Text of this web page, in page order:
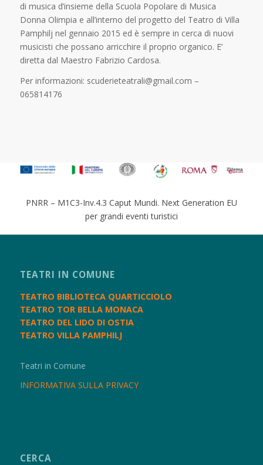
di musica d’insieme della Scuola Popolare di Musica
Donna Olimpia e all’interno del progetto del Teatro di Villa
Pamphilj nel gennaio 2015 ed è sempre in cerca di nuovi
musicisti che possano arricchire il proprio organico. E’
diretta dal Maestro Fabrizio Cardosa.
Per informazioni: scuderieteatrali@gmail.com –
065814176
PNRR – M1C3-Inv.4.3 Caput Mundi. Next Generation EU
per grandi eventi turistici
TEATRI IN COMUNE
TEATRO BIBLIOTECA QUARTICCIOLO
TEATRO TOR BELLA MONACA
TEATRO DEL LIDO DI OSTIA
TEATRO VILLA PAMPHILJ
Teatri in Comune
INFORMATIVA SULLA PRIVACY
CERCA